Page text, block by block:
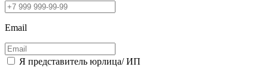
Email
Я представитель юрлица/ ИП